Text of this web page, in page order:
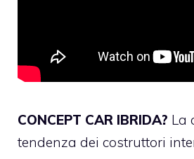
CONCEPT CAR IBRIDA? La
tendenza dei costruttori